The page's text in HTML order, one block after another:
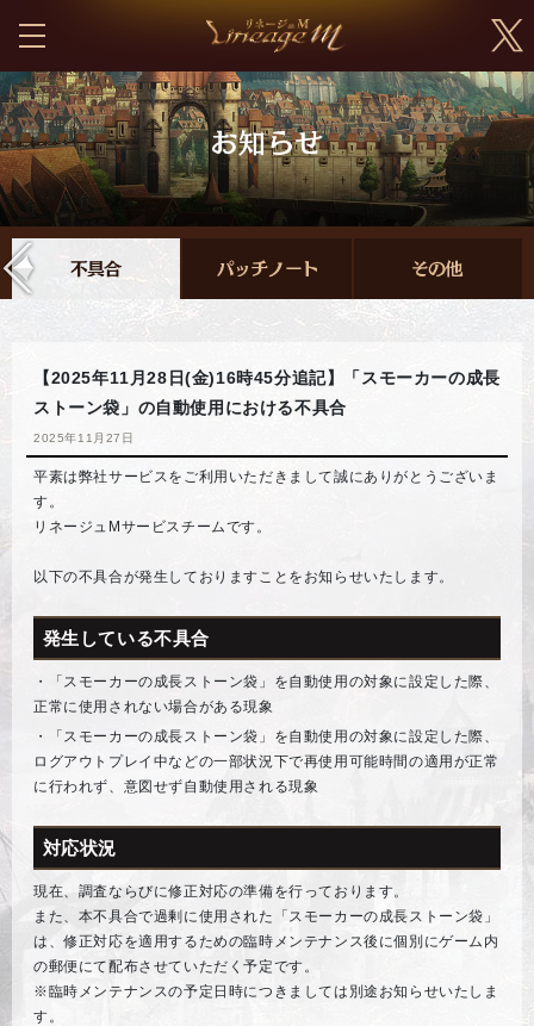
【2025年11月28日(金)16時45分追記】「スモーカーの成長
ストーン袋」の自動使用における不具合
2025年11月27日
平素は弊社サービスをご利用いただきまして誠にありがとうございま
す。
リネージュMサービスチームです。
以下の不具合が発生しておりますことをお知らせいたします。
発生している不具合
・「スモーカーの成長ストーン袋」を自動使用の対象に設定した際、
正常に使用されない場合がある現象
・「スモーカーの成長ストーン袋」を自動使用の対象に設定した際、
ログアウトプレイ中などの一部状況下で再使用可能時間の適用が正常
に行われず、意図せず自動使用される現象
対応状況
現在、調査ならびに修正対応の準備を行っております。
また、本不具合で過剰に使用された「スモーカーの成長ストーン袋」
は、修正対応を適用するための臨時メンテナンス後に個別にゲーム内
の郵便にて配布させていただく予定です。
※臨時メンテナンスの予定日時につきましては別途お知らせいたしま
す。